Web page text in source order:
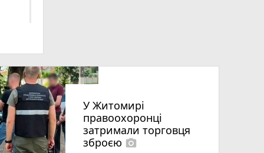
У Житомирі
правоохоронці
затримали торговця
зброєю photo_camera